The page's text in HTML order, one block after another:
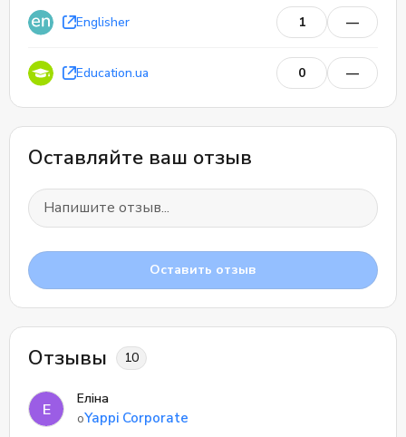
Englisher 1 —
Education.ua 0 —
Оставляйте ваш отзыв
Оставить отзыв
Отзывы 10
Е
Еліна
оYappi Corporate